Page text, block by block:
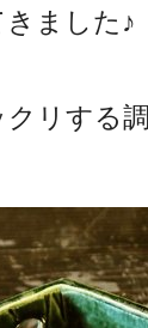
ました♪
リする